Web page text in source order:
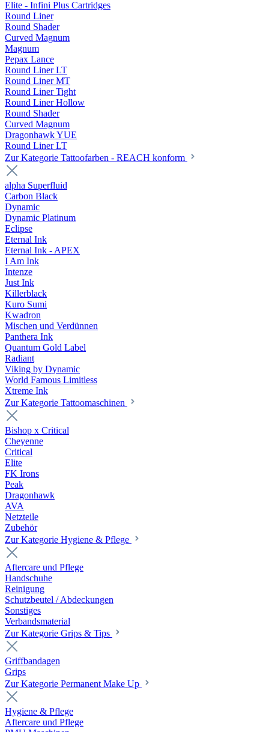
Elite - Infini Plus Cartridges
Round Liner
Round Shader
Curved Magnum
Magnum
Pepax Lance
Round Liner LT
Round Liner MT
Round Liner Tight
Round Liner Hollow
Round Shader
Curved Magnum
Dragonhawk YUE
Round Liner LT
Zur Kategorie Tattoofarben - REACH konform
alpha Superfluid
Carbon Black
Dynamic
Dynamic Platinum
Eclipse
Eternal Ink
Eternal Ink - APEX
I Am Ink
Intenze
Just Ink
Killerblack
Kuro Sumi
Kwadron
Mischen und Verdünnen
Panthera Ink
Quantum Gold Label
Radiant
Viking by Dynamic
World Famous Limitless
Xtreme Ink
Zur Kategorie Tattoomaschinen
Bishop x Critical
Cheyenne
Critical
Elite
FK Irons
Peak
Dragonhawk
AVA
Netzteile
Zubehör
Zur Kategorie Hygiene & Pflege
Aftercare und Pflege
Handschuhe
Reinigung
Schutzbeutel / Abdeckungen
Sonstiges
Verbandsmaterial
Zur Kategorie Grips & Tips
Griffbandagen
Grips
Zur Kategorie Permanent Make Up
Hygiene & Pflege
Aftercare und Pflege